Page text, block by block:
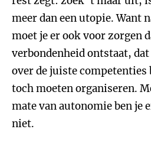
meer dan een utopie. Want
moet je er ook voor zorgen
verbondenheid ontstaat,
over de juiste competenties
toch moeten organiseren.
mate van autonomie ben je
niet.